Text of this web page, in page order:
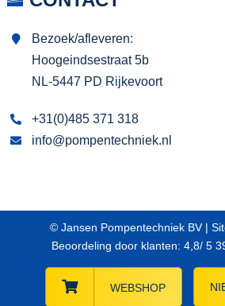
Bezoek/afleveren:
Hoogeindsestraat 5b
NL-5447 PD Rijkevoort
+31(0)485 371 318
info@pompentechniek.nl
© Jansen Pompentechniek BV |
Beoordeling door klanten: 4,8/ 5
WEBSHOP